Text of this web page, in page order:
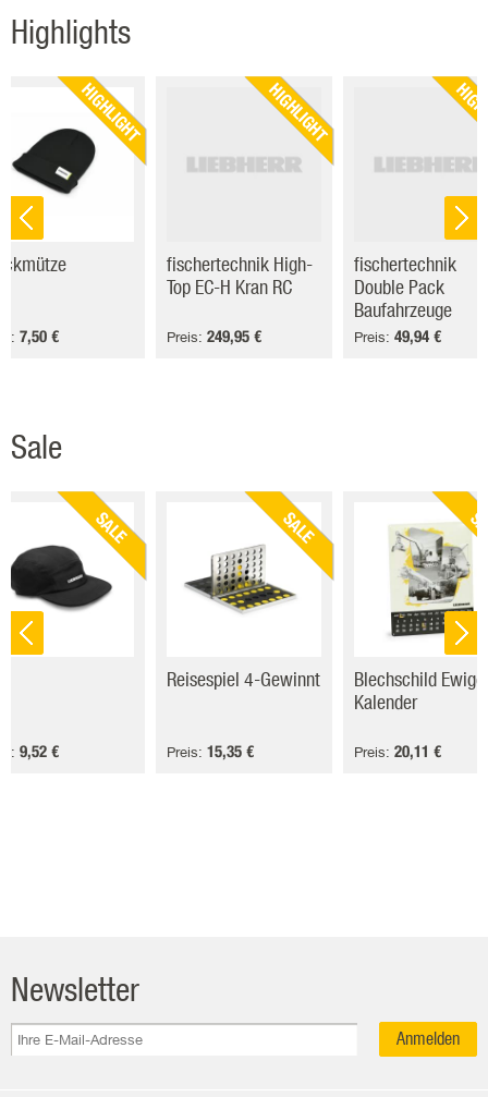
Highlights
HIGHLIGHT
fischertechnik High-
Top EC-H Kran RC
Preis: 249,95 €
fischertechnik
Double Pack
Baufahrzeuge
Preis: 49,94 €
HIGHLIGHT
7,50 €
Sale
SALE
Reisespiel 4-Gewinnt
Preis: 15,35 €
Blechschild
Kalender
Preis: 20,11 €
SALE
9,52 €
Newsletter
Anmelden